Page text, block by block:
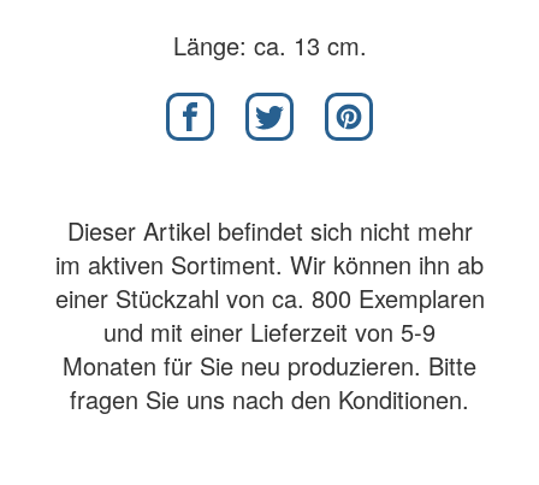
Länge: ca. 13 cm.
Dieser Artikel befindet sich nicht mehr
im aktiven Sortiment. Wir können ihn ab
einer Stückzahl von ca. 800 Exemplaren
und mit einer Lieferzeit von 5-9
Monaten für Sie neu produzieren. Bitte
fragen Sie uns nach den Konditionen.